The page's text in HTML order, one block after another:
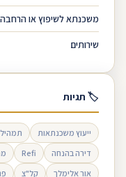
משכנתא לשיפוץ או הרחבה
שירותים
🏷 תגיות
ייעוץ משכנתאות
דירה בהנחה
Refi
אור אלימלך
קל"צ